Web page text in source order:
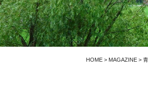
HOME > MAGAZINE >